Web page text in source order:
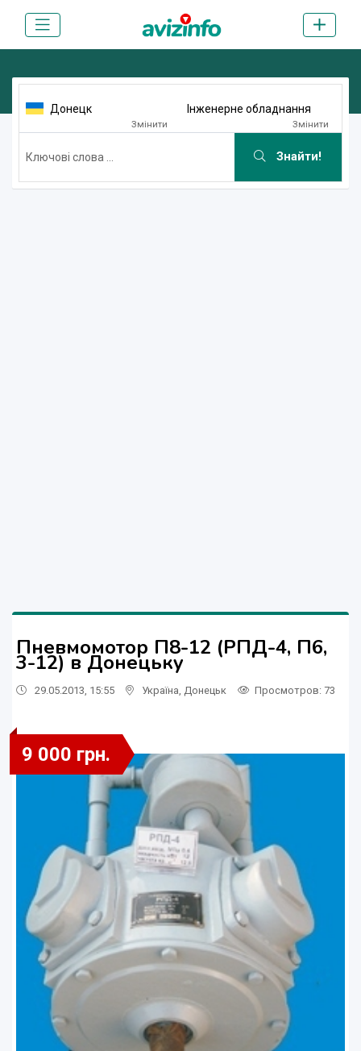
Донецк
Змінити
Інженерне обладнання
Змінити
Знайти!
Пневмомотор П8-12 (РПД-4, П6,
3-12) в Донецьку
29.05.2013, 15:55 Україна Донецьк Просмотров: 73
9 000 грн.